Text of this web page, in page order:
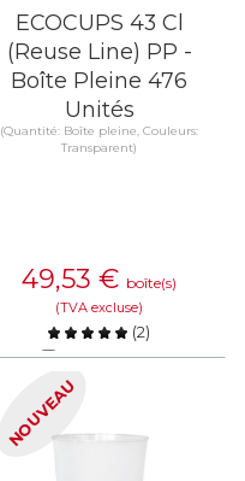
ECOCUPS 43 Cl
(Reuse Line) PP -
Boîte Pleine 476
Unités
(Quantité: Boîte pleine, Couleurs:
Transparent)
49,53 € boîte(s)
(TVA excluse)
(2)
Comparer
EN SAVOIR PLUS
NOUVEAU